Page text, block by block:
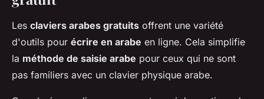
Les claviers arabes gratuits offrent une variété
d'outils pour écrire en arabe en ligne. Cela simplifie
la méthode de saisie arabe pour ceux qui ne sont
pas familiers avec un clavier physique arabe.